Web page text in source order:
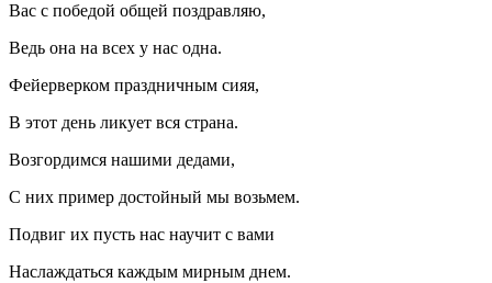
Вас с победой общей поздравляю,
Ведь она на всех у нас одна.
Фейерверком праздничным сияя,
В этот день ликует вся страна.
Возгордимся нашими дедами,
С них пример достойный мы возьмем.
Подвиг их пусть нас научит с вами
Наслаждаться каждым мирным днем.